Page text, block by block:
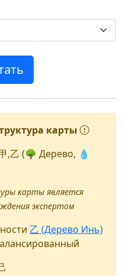
карты
,乙 (🌳 Дерево, 💧
карты является
экспертом
乙 (Дерево Инь)